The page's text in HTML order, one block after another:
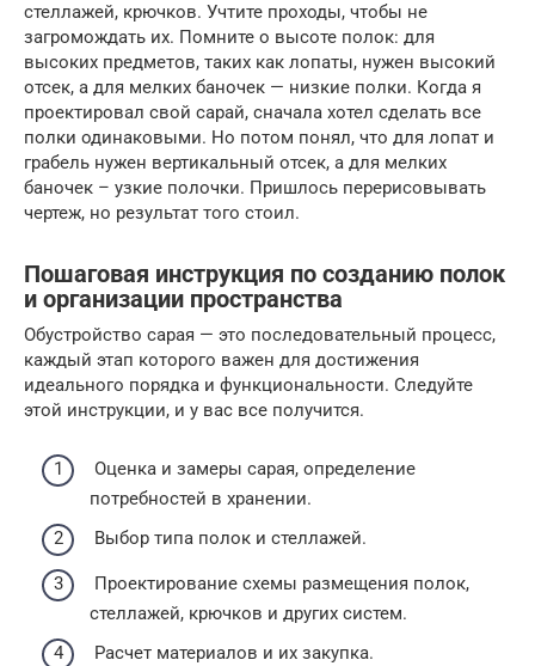
стеллажей, крючков. Учтите проходы, чтобы не
загромождать их. Помните о высоте полок: для
высоких предметов, таких как лопаты, нужен высокий
отсек, а для мелких баночек — низкие полки. Когда я
проектировал свой сарай, сначала хотел сделать все
полки одинаковыми. Но потом понял, что для лопат и
грабель нужен вертикальный отсек, а для мелких
баночек – узкие полочки. Пришлось перерисовывать
чертеж, но результат того стоил.
Пошаговая инструкция по созданию полок
и организации пространства
Обустройство сарая — это последовательный процесс,
каждый этап которого важен для достижения
идеального порядка и функциональности. Следуйте
этой инструкции, и у вас все получится.
Оценка и замеры сарая, определение
потребностей в хранении.
Выбор типа полок и стеллажей.
Проектирование схемы размещения полок,
стеллажей, крючков и других систем.
Расчет материалов и их закупка.